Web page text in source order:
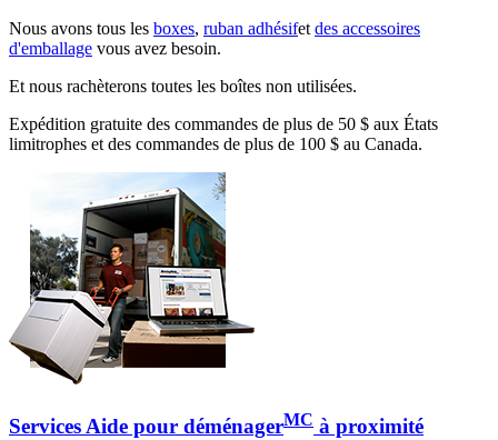
Nous avons tous les boxes, ruban adhésifetdes accessoires
d'emballage vous avez besoin.
Et nous rachèterons toutes les boîtes non utilisées.
Expédition gratuite des commandes de plus de 50 $ aux États
limitrophes et des commandes de plus de 100 $ au Canada.
Services Aide pour déménagerMC à proximité